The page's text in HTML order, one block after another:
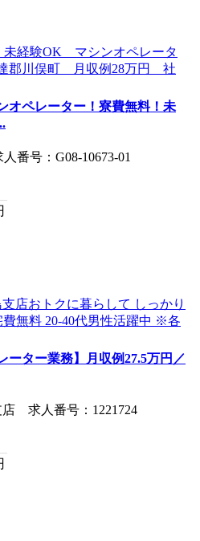
オペレーター！寮費無料！未
番号：G08-10673-01
ーター業務】月収例27.5万円／
店 求人番号：1221724